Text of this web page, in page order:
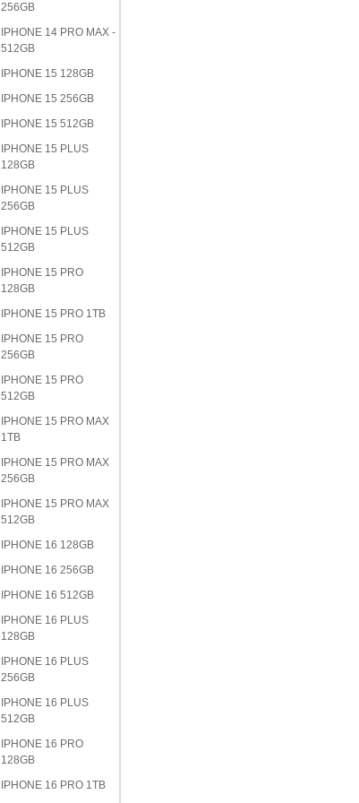
256GB
IPHONE 14 PRO MAX -
512GB
IPHONE 15 128GB
IPHONE 15 256GB
IPHONE 15 512GB
IPHONE 15 PLUS
128GB
IPHONE 15 PLUS
256GB
IPHONE 15 PLUS
512GB
IPHONE 15 PRO
128GB
IPHONE 15 PRO 1TB
IPHONE 15 PRO
256GB
IPHONE 15 PRO
512GB
IPHONE 15 PRO MAX
1TB
IPHONE 15 PRO MAX
256GB
IPHONE 15 PRO MAX
512GB
IPHONE 16 128GB
IPHONE 16 256GB
IPHONE 16 512GB
IPHONE 16 PLUS
128GB
IPHONE 16 PLUS
256GB
IPHONE 16 PLUS
512GB
IPHONE 16 PRO
128GB
IPHONE 16 PRO 1TB